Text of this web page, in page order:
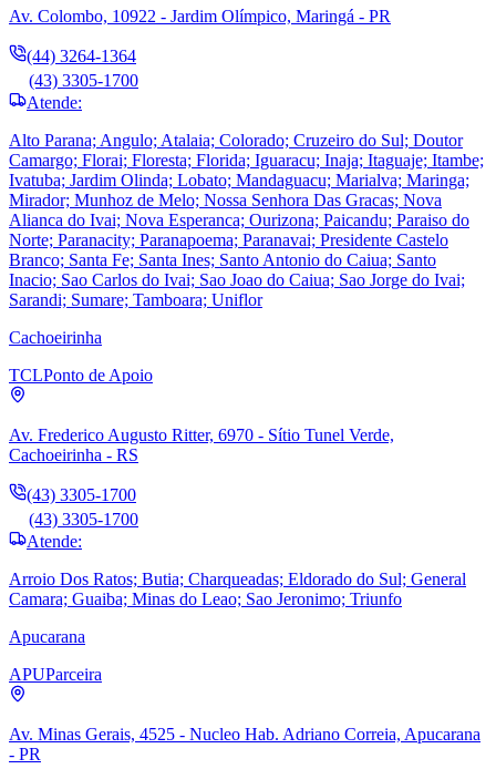
Av. Colombo, 10922 - Jardim Olímpico, Maringá - PR
(44) 3264-1364
(43) 3305-1700
Atende:
Alto Parana; Angulo; Atalaia; Colorado; Cruzeiro do Sul; Doutor
Camargo; Florai; Floresta; Florida; Iguaracu; Inaja; Itaguaje; Itambe;
Ivatuba; Jardim Olinda; Lobato; Mandaguacu; Marialva; Maringa;
Mirador; Munhoz de Melo; Nossa Senhora Das Gracas; Nova
Alianca do Ivai; Nova Esperanca; Ourizona; Paicandu; Paraiso do
Norte; Paranacity; Paranapoema; Paranavai; Presidente Castelo
Branco; Santa Fe; Santa Ines; Santo Antonio do Caiua; Santo
Inacio; Sao Carlos do Ivai; Sao Joao do Caiua; Sao Jorge do Ivai;
Sarandi; Sumare; Tamboara; Uniflor
Cachoeirinha
TCLPonto de Apoio
Av. Frederico Augusto Ritter, 6970 - Sítio Tunel Verde,
Cachoeirinha - RS
(43) 3305-1700
(43) 3305-1700
Atende:
Arroio Dos Ratos; Butia; Charqueadas; Eldorado do Sul; General
Camara; Guaiba; Minas do Leao; Sao Jeronimo; Triunfo
Apucarana
APUParceira
Av. Minas Gerais, 4525 - Nucleo Hab. Adriano Correia, Apucarana
- PR